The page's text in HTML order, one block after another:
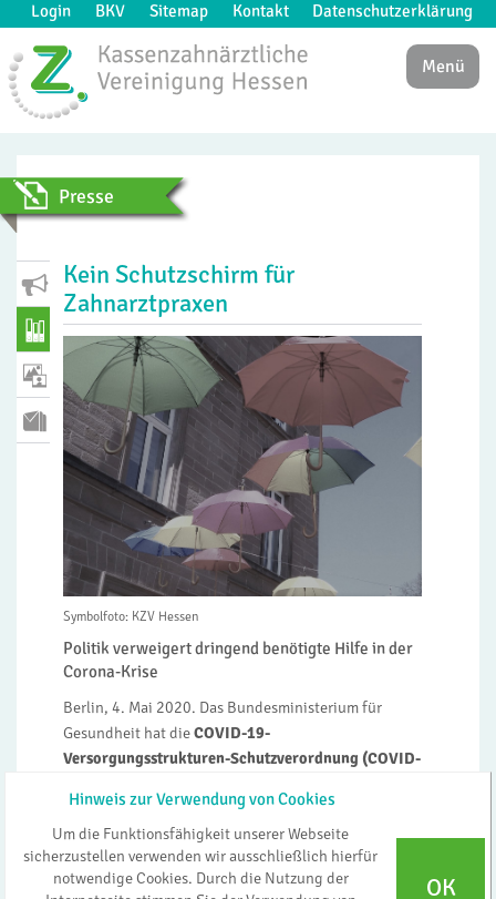
Login BKV Sitemap Kontakt Datenschutzerklärung
Hinweis zur Verwendung von Cookies
Um die Funktionsfähigkeit unserer Webseite
sicherzustellen verwenden wir ausschließlich hierfür
notwendige Cookies. Durch die Nutzung der
OK
Menü
Presse
Kein Schutzschirm für
Zahnarztpraxen
Symbolfoto: KZV Hessen
Politik verweigert dringend benötigte Hilfe in der
Corona-Krise
Berlin, 4. Mai 2020. Das Bundesministerium für
Gesundheit hat dieCOVID-19-
Versorgungsstrukturen-Schutzverordnung (COVID-
Bundesvereinigung (KZBV) kritisiert, dass damit die
massiven negativen Auswirkungen der Corona-Krise
für die vertragszahnärztliche Versorgung in
Deutschland nicht abgefedert werden und die